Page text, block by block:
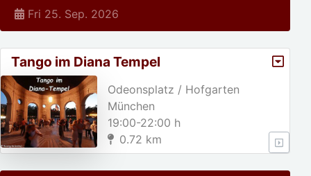
Fri 25. Sep. 2026
Tango im Diana Tempel
Odeonsplatz / Hofgarten
München
19:00-22:00 h
0.72 km